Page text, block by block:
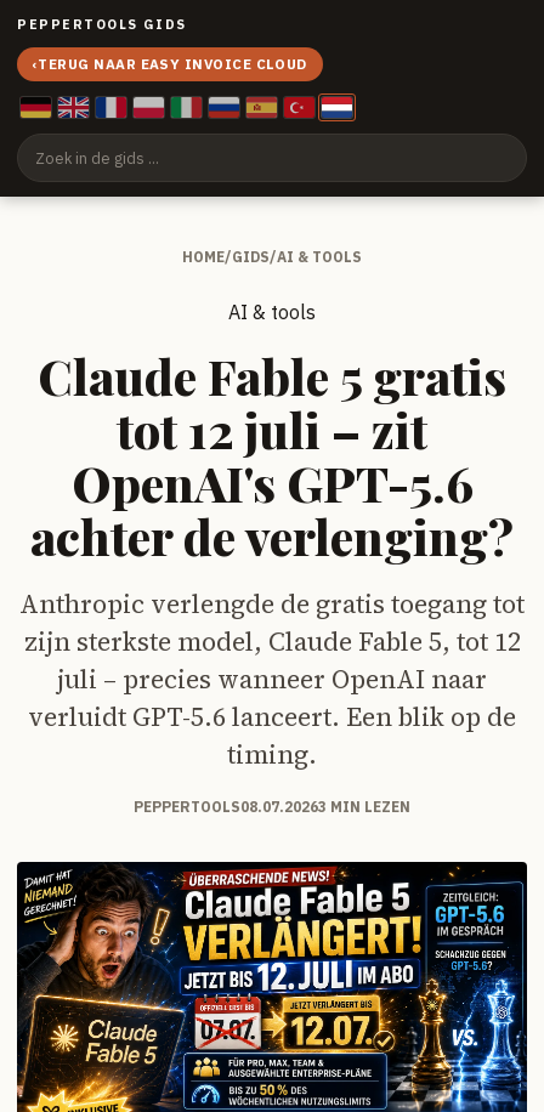
PEPPERTOOLS GIDS
‹TERUG NAAR EASY INVOICE CLOUD
HOME/GIDS/AI & TOOLS
AI & tools
Claude Fable 5 gratis
tot 12 juli – zit
OpenAI's GPT-5.6
achter de verlenging?
Anthropic verlengde de gratis toegang tot
zijn sterkste model, Claude Fable 5, tot 12
juli – precies wanneer OpenAI naar
verluidt GPT-5.6 lanceert. Een blik op de
timing.
PEPPERTOOLS08.07.20263 MIN LEZEN